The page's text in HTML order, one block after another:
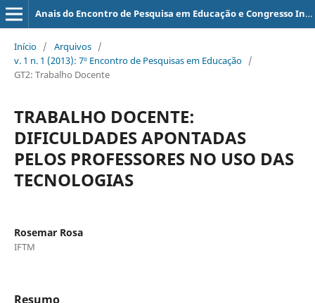
Anais do Encontro de Pesquisa em Educação e Congresso Internacional de Trabalho Docente e Processos Educativos
Início / Arquivos /
v. 1 n. 1 (2013): 7º Encontro de Pesquisas em Educação /
GT2: Trabalho Docente
TRABALHO DOCENTE:
DIFICULDADES APONTADAS
PELOS PROFESSORES NO USO DAS
TECNOLOGIAS
Rosemar Rosa
IFTM
Resumo